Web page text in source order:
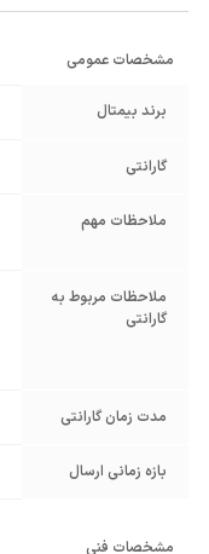
مشخصات عمومی
برند بیمتال
گارانتی
ملاحظات مهم
ملاحظات مربوط به
گارانتی
مدت زمان گارانتی
بازه زمانی ارسال
مشخصات فنی